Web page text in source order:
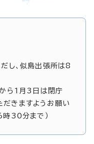
し、似島出張所は8
ら1月3日は閉庁
きますようお願い
時30分まで）